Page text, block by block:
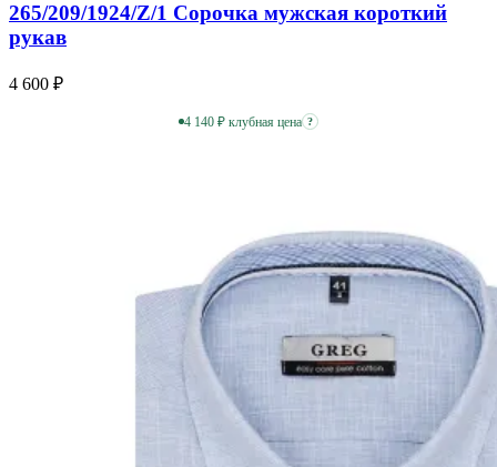
265/209/1924/Z/1 Сорочка мужская короткий
рукав
4 600 ₽
4 140 ₽ клубная цена ?